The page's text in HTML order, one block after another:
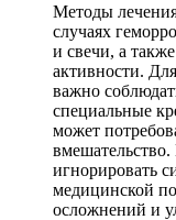
Методы
случаях
и свечи, а
активности.
важно
специальные
может
вмешательство.
игнорировать
медицинской
осложнений и